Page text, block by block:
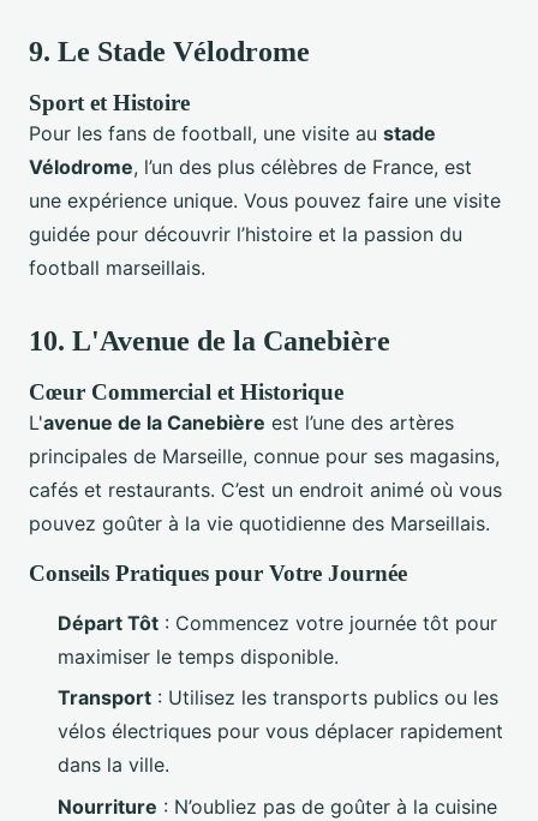
9. Le Stade Vélodrome
Sport et Histoire
Pour les fans de football, une visite au stade
Vélodrome, l’un des plus célèbres de France, est
une expérience unique. Vous pouvez faire une visite
guidée pour découvrir l’histoire et la passion du
football marseillais.
10. L'Avenue de la Canebière
Cœur Commercial et Historique
L'avenue de la Canebière est l’une des artères
principales de Marseille, connue pour ses magasins,
cafés et restaurants. C’est un endroit animé où vous
pouvez goûter à la vie quotidienne des Marseillais.
Conseils Pratiques pour Votre Journée
Départ Tôt : Commencez votre journée tôt pour
maximiser le temps disponible.
Transport : Utilisez les transports publics ou les
vélos électriques pour vous déplacer rapidement
dans la ville.
Nourriture : N’oubliez pas de goûter à la cuisine